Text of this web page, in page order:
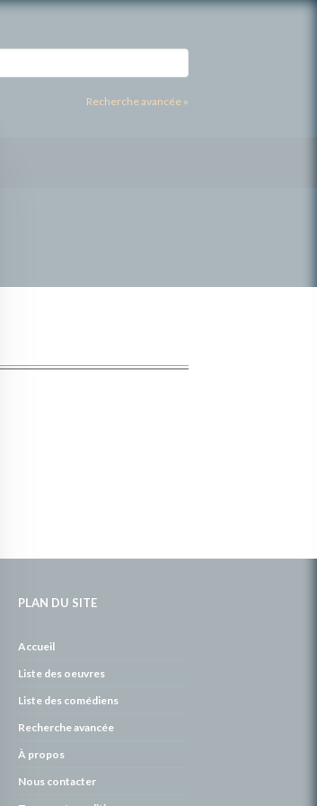
Recherche avancée »
PLAN DU SITE
Accueil
Liste des oeuvres
Liste des comédiens
Recherche avancée
À propos
Nous contacter